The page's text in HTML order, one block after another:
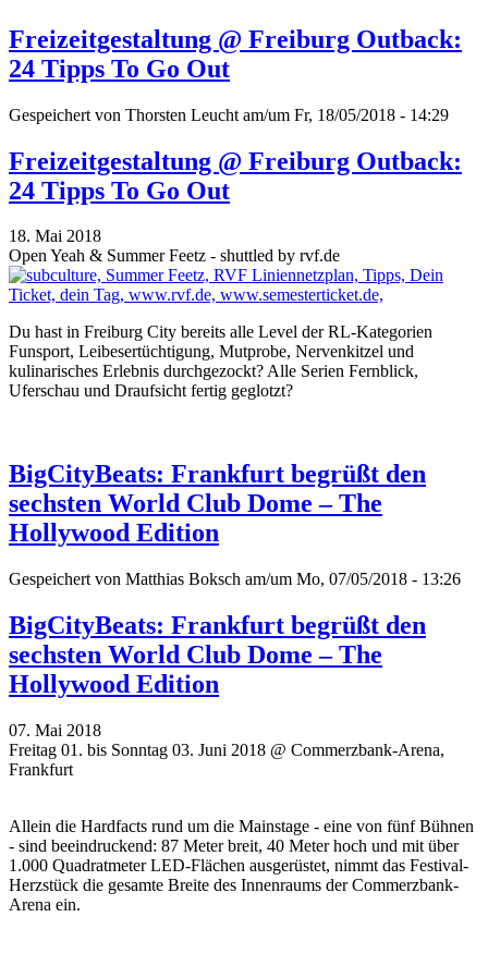
Freizeitgestaltung @ Freiburg Outback:
24 Tipps To Go Out
Gespeichert von Thorsten Leucht am/um Fr, 18/05/2018 - 14:29
Freizeitgestaltung @ Freiburg Outback:
24 Tipps To Go Out
18. Mai 2018
Open Yeah & Summer Feetz - shuttled by rvf.de
Du hast in Freiburg City bereits alle Level der RL-Kategorien
Funsport, Leibesertüchtigung, Mutprobe, Nervenkitzel und
kulinarisches Erlebnis durchgezockt? Alle Serien Fernblick,
Uferschau und Draufsicht fertig geglotzt?
BigCityBeats: Frankfurt begrüßt den
sechsten World Club Dome – The
Hollywood Edition
Gespeichert von Matthias Boksch am/um Mo, 07/05/2018 - 13:26
BigCityBeats: Frankfurt begrüßt den
sechsten World Club Dome – The
Hollywood Edition
07. Mai 2018
Freitag 01. bis Sonntag 03. Juni 2018 @ Commerzbank-Arena,
Frankfurt
Allein die Hardfacts rund um die Mainstage - eine von fünf Bühnen
- sind beeindruckend: 87 Meter breit, 40 Meter hoch und mit über
1.000 Quadratmeter LED-Flächen ausgerüstet, nimmt das Festival-
Herzstück die gesamte Breite des Innenraums der Commerzbank-
Arena ein.